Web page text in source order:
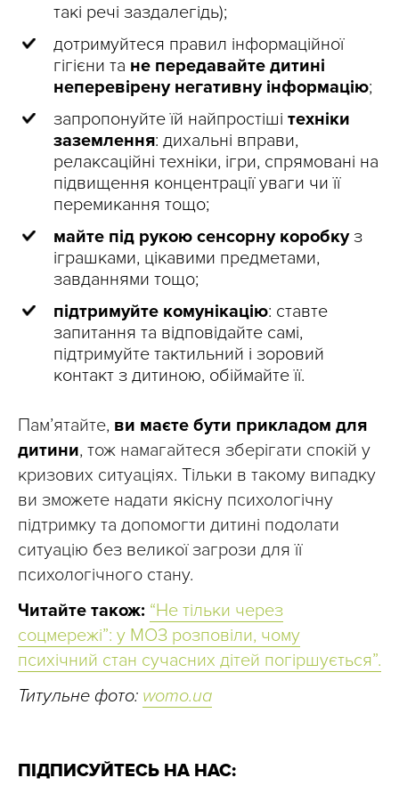
такі речі заздалегідь);
дотримуйтеся правил інформаційної
гігієни та не передавайте дитині
неперевірену негативну інформацію;
запропонуйте їй найпростіші техніки
заземлення: дихальні вправи,
релаксаційні техніки, ігри, спрямовані на
підвищення концентрації уваги чи її
перемикання тощо;
майте під рукою сенсорну коробкуз
іграшками, цікавими предметами,
завданнями тощо;
підтримуйте комунікацію: ставте
запитання та відповідайте самі,
підтримуйте тактильний і зоровий
контакт з дитиною, обіймайте її.
Пам’ятайте, ви маєте бути прикладом для
дитини, тож намагайтеся зберігати спокій у
кризових ситуаціях. Тільки в такому випадку
ви зможете надати якісну психологічну
підтримку та допомогти дитині подолати
ситуацію без великої загрози для її
психологічного стану.
Читайте також: “Не тільки через
соцмережі”: у МОЗ розповіли, чому
психічний стан сучасних дітей погіршується”.
Титульне фото: womo.ua
ПІДПИСУЙТЕСЬ НА НАС: